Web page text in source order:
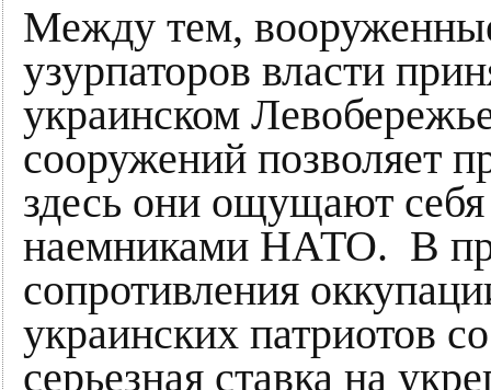
Между тем,
узурпаторов власти
украинском
сооружений позволяет
здесь они ощущают
наемниками НАТО. В
сопротивления
украинских патриотов
серьезная ставка на